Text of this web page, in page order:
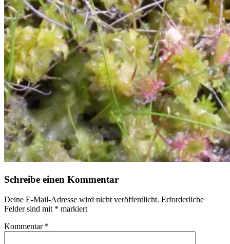
Schreibe einen Kommentar
Deine E-Mail-Adresse wird nicht veröffentlicht. Erforderliche
Felder sind mit * markiert
Kommentar *